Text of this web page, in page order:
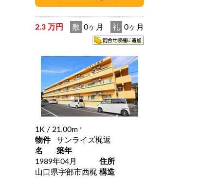
2.3 万円 敷 0ヶ月 礼 0ヶ月
1K / 21.00m 2
物件
名
サンライズ梶返
築年
1989年04月
住所
山口県宇部市西梶 構造